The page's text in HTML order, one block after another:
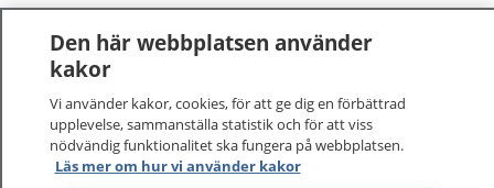
Den här webbplatsen använder
kakor
Vi använder kakor, cookies, för att ge dig en förbättrad
upplevelse, sammanställa statistik och för att viss
nödvändig funktionalitet ska fungera på webbplatsen.
Läs mer om hur vi använder kakor